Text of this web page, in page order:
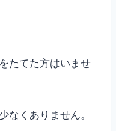
たてた方はいませ
なくありません。